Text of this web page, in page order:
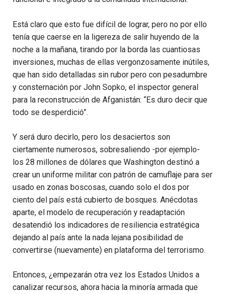
Está claro que esto fue difícil de lograr, pero no por ello
tenía que caerse en la ligereza de salir huyendo de la
noche a la mañana, tirando por la borda las cuantiosas
inversiones, muchas de ellas vergonzosamente inútiles,
que han sido detalladas sin rubor pero con pesadumbre
y consternación por John Sopko, el inspector general
para la reconstrucción de Afganistán: “Es duro decir que
todo se desperdició”.
Y será duro decirlo, pero los desaciertos son
ciertamente numerosos, sobresaliendo -por ejemplo-
los 28 millones de dólares que Washington destinó a
crear un uniforme militar con patrón de camuflaje para ser
usado en zonas boscosas, cuando solo el dos por
ciento del país está cubierto de bosques. Anécdotas
aparte, el modelo de recuperación y readaptación
desatendió los indicadores de resiliencia estratégica
dejando al país ante la nada lejana posibilidad de
convertirse (nuevamente) en plataforma del terrorismo.
Entonces, ¿empezarán otra vez los Estados Unidos a
canalizar recursos, ahora hacia la minoría armada que